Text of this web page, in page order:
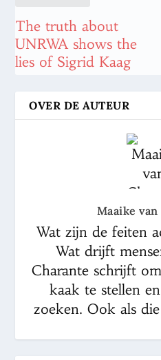
The truth about
UNRWA shows the
lies of Sigrid Kaag
OVER DE AUTEUR
Maaike
Wat zijn de feiten
Wat drijft
Charante schrijft
kaak te stellen
zoeken. Ook als